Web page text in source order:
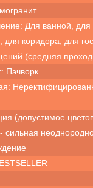
Для ванной, для
для коридора, для
(средняя
Пэчворк
(допустимое